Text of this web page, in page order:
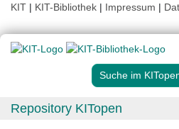
KIT | KIT-Bibliothek | Impressum |
Suche im
Repository KITopen